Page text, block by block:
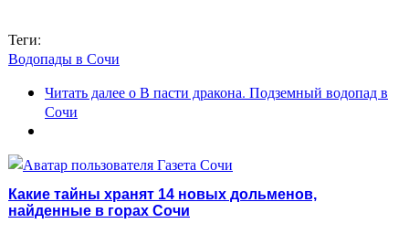
Теги:
Водопады в Сочи
Читать далеео В пасти дракона. Подземный водопад в
Сочи
Какие тайны хранят 14 новых дольменов,
найденные в горах Сочи